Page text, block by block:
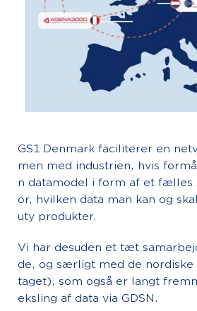
GS1 Denmark faciliterer en
men med industrien, hvis
n datamodel i form af et
or, hvilken data man kan og
uty produkter.
Vi har desuden et tæt
de, og særligt med de nordiske
taget), som også er langt
eksling af data via GDSN.